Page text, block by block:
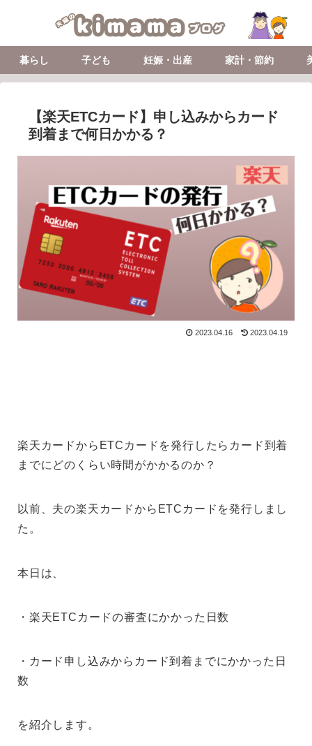
暮らし 子ども 妊娠・出産 家計・節約
【楽天ETCカード】申し込みからカード
到着まで何日かかる？
2023.04.16 2023.04.19
楽天カードからETCカードを発行したらカード到着
までにどのくらい時間がかかるのか？
以前、夫の楽天カードからETCカードを発行しまし
た。
本日は、
・楽天ETCカードの審査にかかった日数
・カード申し込みからカード到着までにかかった日
数
を紹介します。